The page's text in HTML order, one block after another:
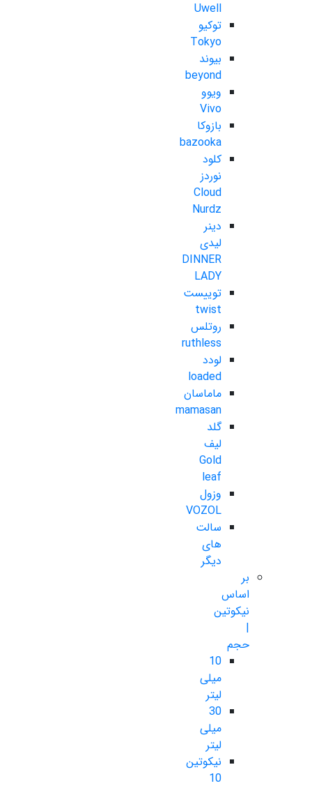
Uwell
توکیو
Tokyo
بیوند
beyond
ویوو
Vivo
بازوکا
bazooka
کلود
نوردز
Cloud
Nurdz
دینر
لیدی
DINNER
LADY
توییست
twist
روتلس
ruthless
لودد
loaded
ماماسان
mamasan
گلد
لیف
Gold
leaf
وزول
VOZOL
سالت
های
دیگر
بر
اساس
نیکوتین
|
حجم
10
میلی
لیتر
30
میلی
لیتر
نیکوتین
10